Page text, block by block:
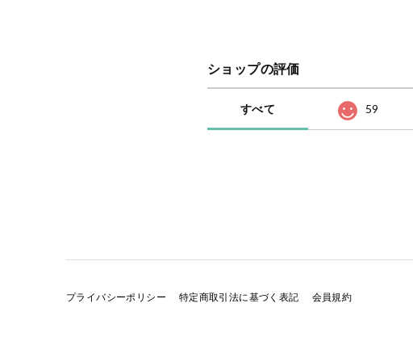
ショップの評価
すべて 59
プライバシーポリシー 特定商取引法に基づく表記 会員規約